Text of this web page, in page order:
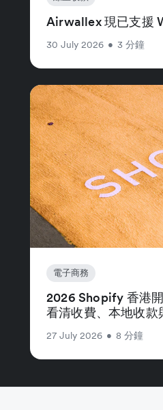
Airwallex 現已支援
30 July 2026 • 3 分鐘
電子商務
2026 Shopify 香港
看清收費、本地收款
27 July 2026 • 8 分鐘